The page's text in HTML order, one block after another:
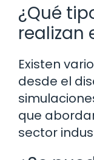
¿Qué
realizan
Existen
desde el
que
sector